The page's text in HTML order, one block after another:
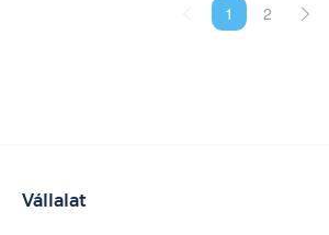
1 2
Vállalat